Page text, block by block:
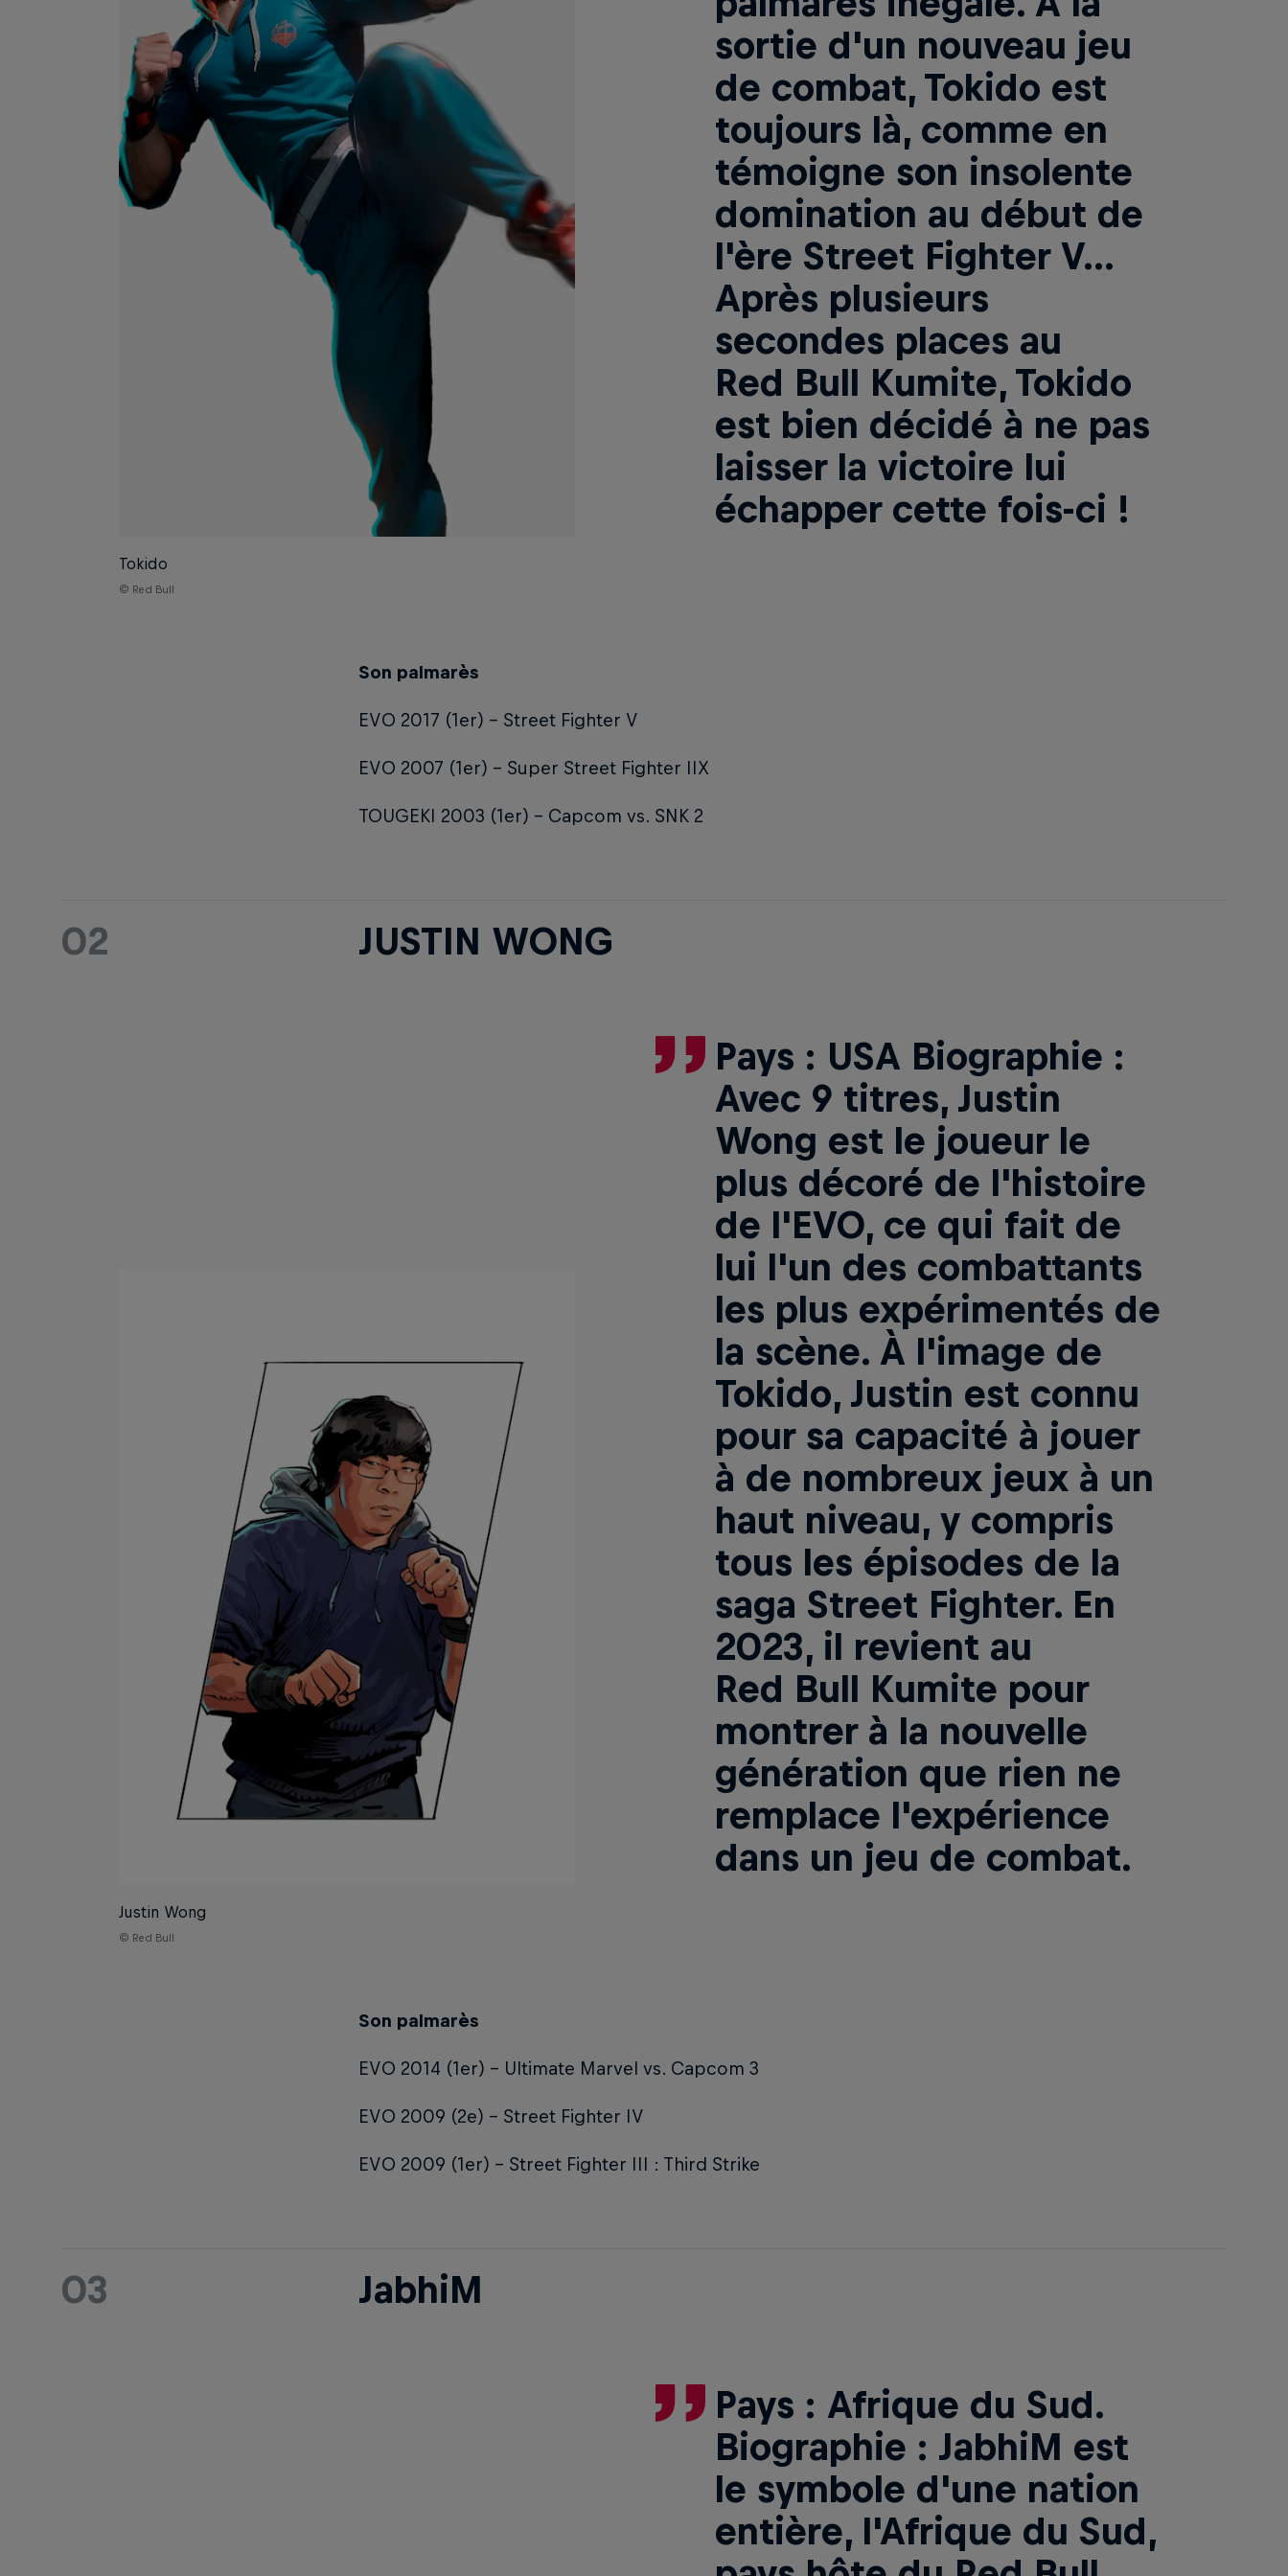
Tokido
© Red Bull
sortie d'un nouveau jeu
de combat, Tokido est
toujours là, comme en
témoigne son insolente
domination au début de
l'ère Street Fighter V...
Après plusieurs
secondes places au
Red Bull Kumite, Tokido
est bien décidé à ne pas
laisser la victoire lui
échapper cette fois-ci !
Son palmarès
EVO 2017 (1er) - Street Fighter V
EVO 2007 (1er) - Super Street Fighter IIX
TOUGEKI 2003 (1er) - Capcom vs. SNK 2
02 JUSTIN WONG
Justin Wong
© Red Bull
Pays : USA Biographie :
Avec 9 titres, Justin
Wong est le joueur le
plus décoré de l'histoire
de l'EVO, ce qui fait de
lui l'un des combattants
les plus expérimentés de
la scène. À l'image de
Tokido, Justin est connu
pour sa capacité à jouer
à de nombreux jeux à un
haut niveau, y compris
tous les épisodes de la
saga Street Fighter. En
2023, il revient au
Red Bull Kumite pour
montrer à la nouvelle
génération que rien ne
remplace l'expérience
dans un jeu de combat.
Son palmarès
EVO 2014 (1er) - Ultimate Marvel vs. Capcom 3
EVO 2009 (2e) - Street Fighter IV
EVO 2009 (1er) - Street Fighter III : Third Strike
03 JabhiM
Pays : Afrique du Sud.
Biographie : JabhiM est
le symbole d'une nation
entière, l'Afrique du Sud,